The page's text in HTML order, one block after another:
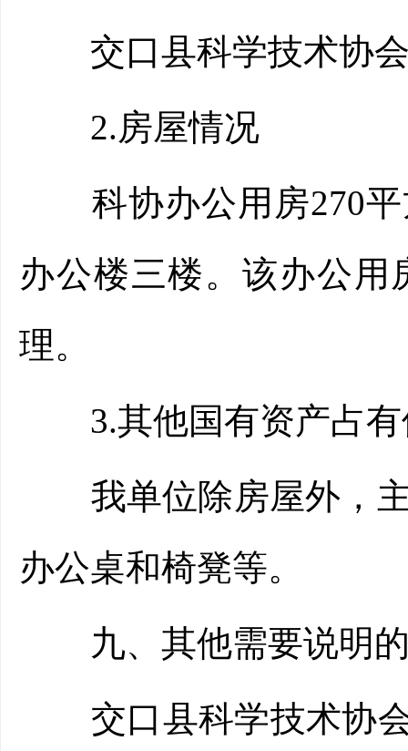
交口县科学技术协
2.房屋情况
科协办公用房270平
办公楼三楼。该办公
理。
3.其他国有资产占有
我单位除房屋外，主
办公桌和椅凳等。
九、其他需要说明
交口县科学技术协会